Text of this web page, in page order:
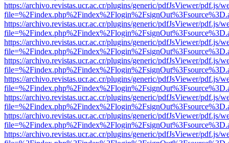
https://archivo.revistas.ucr.ac.cr/plugins/generic/pdfJsViewer/pdf.js/
https://archivo.revistas.ucr.ac.cr/plugins/generic/pdfJsViewer/pdf.js/
https://archivo.revistas.ucr.ac.cr/plugins/generic/pdfJsViewer/pdf.js/
https://archivo.revistas.ucr.ac.cr/plugins/generic/pdfJsViewer/pdf.js/
https://archivo.revistas.ucr.ac.cr/plugins/generic/pdfJsViewer/pdf.js/
https://archivo.revistas.ucr.ac.cr/plugins/generic/pdfJsViewer/pdf.js/
https://archivo.revistas.ucr.ac.cr/plugins/generic/pdfJsViewer/pdf.js/
https://archivo.revistas.ucr.ac.cr/plugins/generic/pdfJsViewer/pdf.js/